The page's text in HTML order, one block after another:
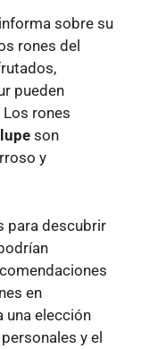
sobre su
rones del
pueden
rones
son
y
para descubrir
en
una elección
y el